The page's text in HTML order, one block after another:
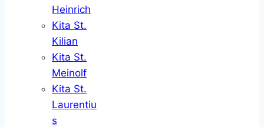
Heinrich
Kita St.
Kilian
Kita St.
Meinolf
Kita St.
Laurentiu
s